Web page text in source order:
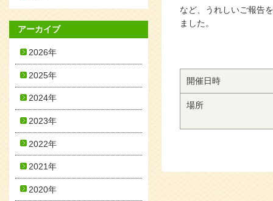
など、うれしいご報告
ました。
開催日時
場所
アーカイブ
2026年
2025年
2024年
2023年
2022年
2021年
2020年